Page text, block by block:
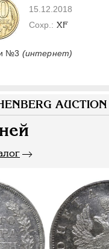
15.12.2018
№3 (интернет)
XF
AUCTION